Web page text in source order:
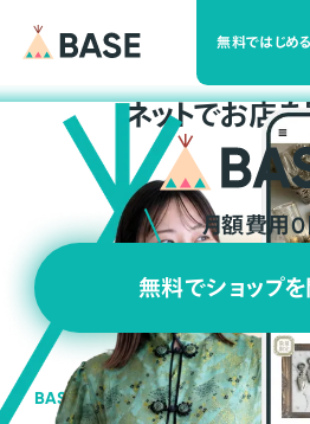
無料ではじめる
ネットでお店を
月額費用
無料でショップ
BASEの強み